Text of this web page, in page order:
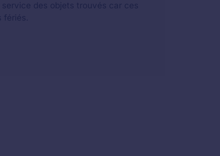
des objets trouvés car ces
fériés.